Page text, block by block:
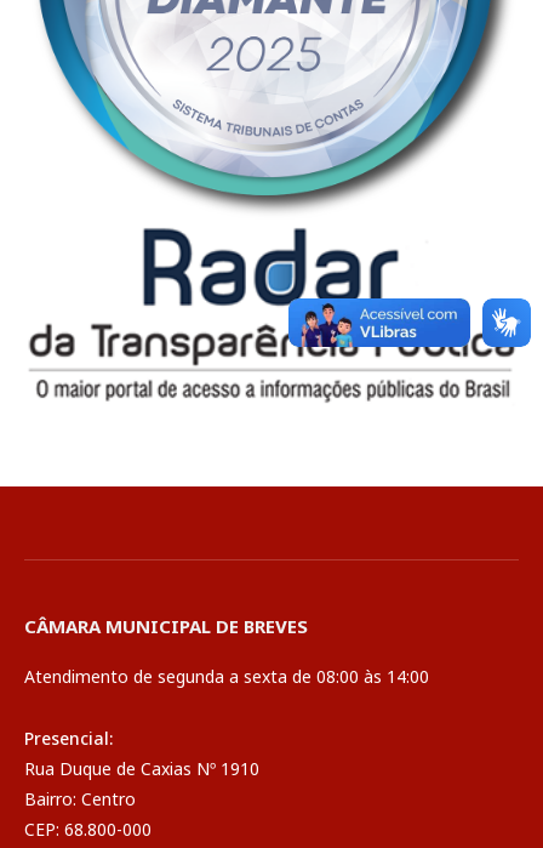
CÂMARA MUNICIPAL DE BREVES
Atendimento de segunda a sexta de 08:00 às 14:00
Presencial:
Rua Duque de Caxias Nº 1910
Bairro: Centro
CEP: 68.800-000